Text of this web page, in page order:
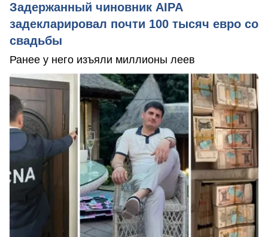
Задержанный чиновник AIPA
задекларировал почти 100 тысяч евро со
свадьбы
Ранее у него изъяли миллионы леев